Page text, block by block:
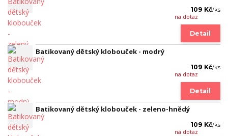
109 Kč/ks
na dotaz
Detail
Batikovaný dětský klobouček - modrý
109 Kč/ks
na dotaz
Detail
Batikovaný dětský klobouček - zeleno-hnědý
109 Kč/ks
na dotaz